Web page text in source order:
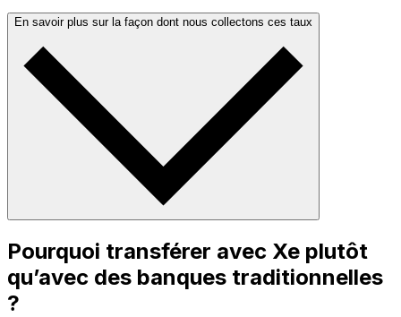
En savoir plus sur la façon dont nous collectons ces taux
Pourquoi transférer avec Xe plutôt
qu’avec des banques traditionnelles
?